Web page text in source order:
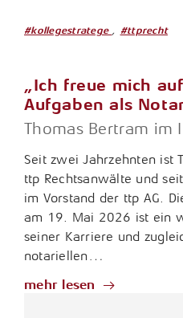
#kollegestratege , #ttprecht
„Ich freue mich
Aufgaben als
Thomas Bertram im
Seit zwei Jahrzehnten ist
ttp Rechtsanwälte und
im Vorstand der ttp AG.
am 19. Mai 2026 ist ein
seiner Karriere und
notariellen…
mehr lesen